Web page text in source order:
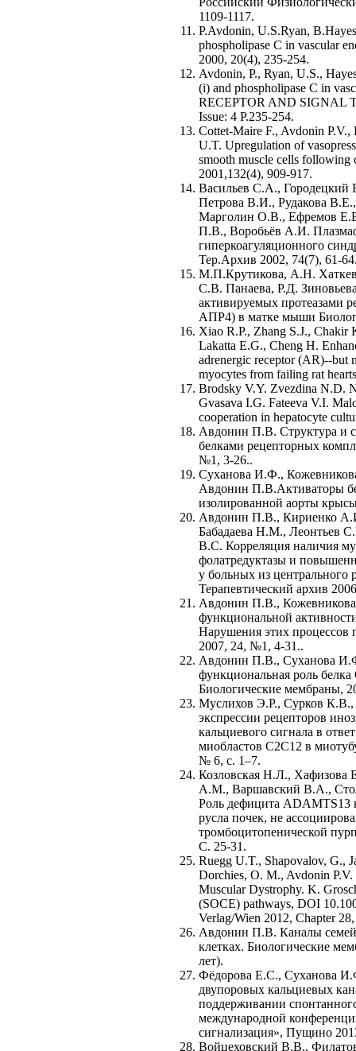
1109-1117.
P.Avdonin, U.S.Ryan,
phospholipase C in vascular
2000, 20(4), 235-254.
Avdonin, P., Ryan, U.S.,
(i) and phospholipase C in
RECEPTOR AND SIGNAL
Issue: 4 P.235-254.
Cottet-Maire F., Avdonin
U.T. Upregulation of
smooth muscle cells following
2001,132(4), 909-917.
Васильев С.А.,
Петрова В.И., Рудакова
Марголин О.В., Ефремов
П.В., Воробьёв А.И.
гиперкоагуляционного
Тер.Архив 2002, 74(7), 61-
М.П.Крутикова, А.Н.
С.В. Панаева, Р.Д.
активируемых протеазами
АПР4) в матке мыши
Xiao R.P., Zhang S.J.,
Lakatta E.G., Cheng H.
adrenergic receptor (AR)--but
myocytes from failing rat
Brodsky V.Y. Zvezdina N.D.
Gvasava I.G. Fateeva V.I.
cooperation in hepatocyte
Авдонин П.В. Структура и
белками рецепторных
№1, 3-26..
Суханова И.Ф.,
Авдонин П.В.Активаторы
изолированной аорты
Авдонин П.В., Кириенко
Бабадаева Н.М., Леонтьев
В.С. Корреляция наличия
фолатредуктазы и
у больных из центрального
Терапевтический архив
Авдонин П.В.,
функциональной
Нарушения этих процессов
2007, 24, №1, 4-31..
Авдонин П.В., Суханова
функциональная роль
Биологические мембраны,
Муслихов Э.Р., Сурков
экспрессии рецепторов
кальциевого сигнала в
миобластов С2С12 в
№ 6, с. 1–7.
Козловская Н.Л.,
А.М., Варшавский В.А.,
Роль дефицита ADAMTS13
русла почек, не
тромбоцитопенической
С. 25-31.
Ruegg U.T., Shapovalov, G.,
Dorchies, O. M., Avdonin
Muscular Dystrophy. K.
(SOCE) pathways, DOI
Verlag/Wien 2012, Chapter
Авдонин П.В. Каналы
клетках. Биологические
лет).
Фёдорова Е.С., Суханова
двупоровых кальциевых
поддерживании
международной
сигнализация», Пущино
Войцеховский В.В.,